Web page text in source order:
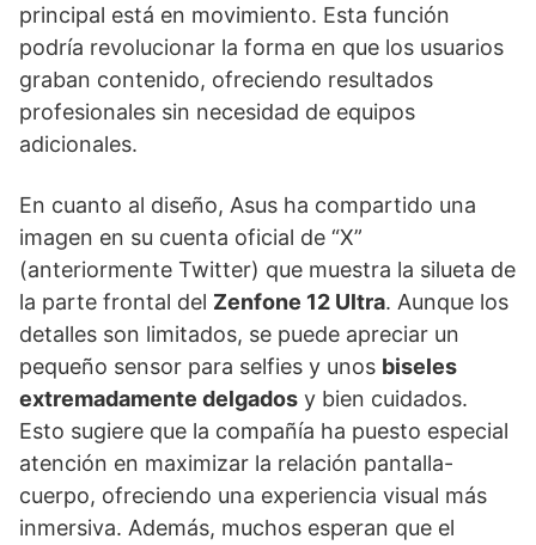
principal está en movimiento. Esta función
podría revolucionar la forma en que los usuarios
graban contenido, ofreciendo resultados
profesionales sin necesidad de equipos
adicionales.
En cuanto al diseño, Asus ha compartido una
imagen en su cuenta oficial de “X”
(anteriormente Twitter) que muestra la silueta de
la parte frontal del Zenfone 12 Ultra. Aunque los
detalles son limitados, se puede apreciar un
pequeño sensor para selfies y unos biseles
extremadamente delgados y bien cuidados.
Esto sugiere que la compañía ha puesto especial
atención en maximizar la relación pantalla-
cuerpo, ofreciendo una experiencia visual más
inmersiva. Además, muchos esperan que el